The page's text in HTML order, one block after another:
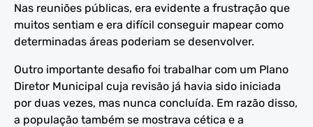
Nas reuniões públicas, era evidente a frustração que
muitos sentiam e era difícil conseguir mapear como
determinadas áreas poderiam se desenvolver.
Outro importante desafio foi trabalhar com um Plano
Diretor Municipal cuja revisão já havia sido iniciada
por duas vezes, mas nunca concluída. Em razão disso,
a população também se mostrava cética e a